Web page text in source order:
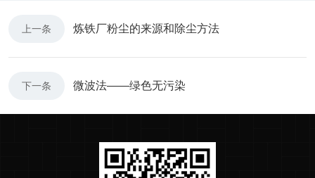
上一条 炼铁厂粉尘的来源和除尘方法
下一条 微波法——绿色无污染